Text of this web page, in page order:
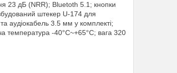
23 дБ (NRR); Bluetoth 5.1; кнопки
штекер U-174 для
аудіокабель 3.5 мм у комплекті;
температура -40°C~+65°C; вага 320